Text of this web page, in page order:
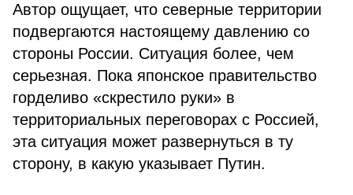
Автор ощущает, что северные территории
подвергаются настоящему давлению со
стороны России. Ситуация более, чем
серьезная. Пока японское правительство
горделиво «скрестило руки» в
территориальных переговорах с Россией,
эта ситуация может развернуться в ту
сторону, в какую указывает Путин.